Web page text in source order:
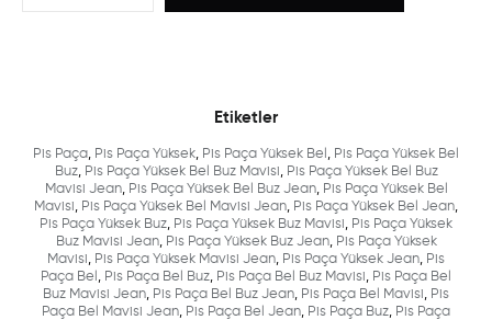
Etiketler
Pis Paça, Pis Paça Yüksek, Pis Paça Yüksek Bel , Pis Paça Yüksek Bel
Buz, Pis Paça Yüksek Bel Buz Mavisi, Pis Paça Yüksek Bel Buz
Mavisi Jean, Pis Paça Yüksek Bel Buz Jean, Pis Paça Yüksek Bel
Mavisi, Pis Paça Yüksek Bel Mavisi Jean, Pis Paça Yüksek Bel Jean,
Pis Paça Yüksek Buz, Pis Paça Yüksek Buz Mavisi, Pis Paça Yüksek
Buz Mavisi Jean, Pis Paça Yüksek Buz Jean, Pis Paça Yüksek
Mavisi, Pis Paça Yüksek Mavisi Jean, Pis Paça Yüksek Jean, Pis
Paça Bel , Pis Paça Bel Buz, Pis Paça Bel Buz Mavisi, Pis Paça Bel
Buz Mavisi Jean, Pis Paça Bel Buz Jean, Pis Paça Bel Mavisi, Pis
Paça Bel Mavisi Jean, Pis Paça Bel Jean, Pis Paça Buz, Pis Paça